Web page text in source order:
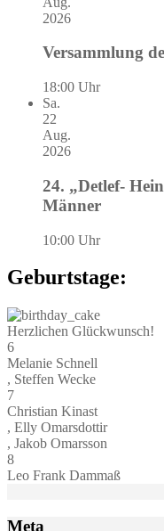
2026
Versammlung
18:00 Uhr
Sa.
22
Aug.
2026
24. „Detlef-
Männer
10:00 Uhr
Geburtstage:
Herzlichen Glückwunsch!
6
Melanie Schnell
, Steffen Wecke
7
Christian Kinast
, Elly Omarsdottir
, Jakob Omarsson
8
Leo Frank Dammaß
Meta